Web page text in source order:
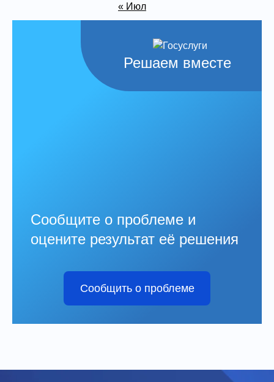
« Июл
Решаем вместе
Сообщите о проблеме и
оцените результат её решения
Сообщить о проблеме